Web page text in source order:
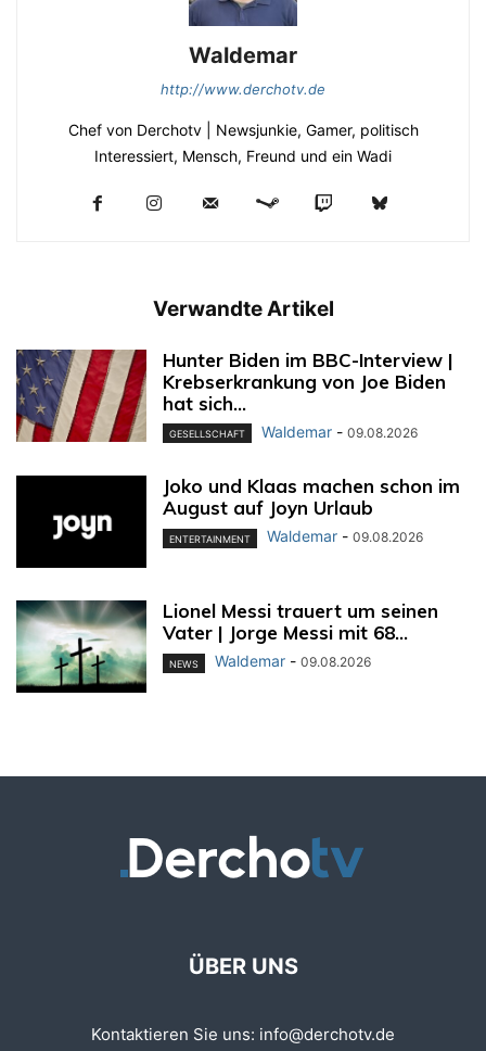
Waldemar
http://www.derchotv.de
Chef von Derchotv | Newsjunkie, Gamer, politisch
Interessiert, Mensch, Freund und ein Wadi
Verwandte Artikel
Hunter Biden im BBC-Interview |
Krebserkrankung von Joe Biden
hat sich...
GESELLSCHAFT Waldemar - 09.08.2026
Joko und Klaas machen schon im
August auf Joyn Urlaub
ENTERTAINMENT Waldemar - 09.08.2026
Lionel Messi trauert um seinen
Vater | Jorge Messi mit 68...
NEWS Waldemar - 09.08.2026
ÜBER UNS
Kontaktieren Sie uns: info@derchotv.de